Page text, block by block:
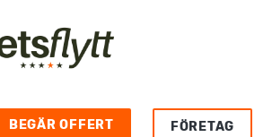
BEGÄR OFFERT FÖRETAG